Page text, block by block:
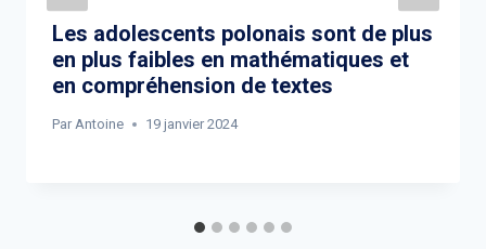
Les adolescents polonais sont de plus
en plus faibles en mathématiques et
en compréhension de textes
Par Antoine 19 janvier 2024